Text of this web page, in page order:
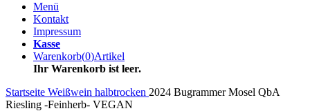
Menü
Kontakt
Impressum
Kasse
Warenkorb(0)Artikel
Ihr Warenkorb ist leer.
Startseite Weißwein halbtrocken 2024 Bugrammer Mosel QbA
Riesling -Feinherb- VEGAN